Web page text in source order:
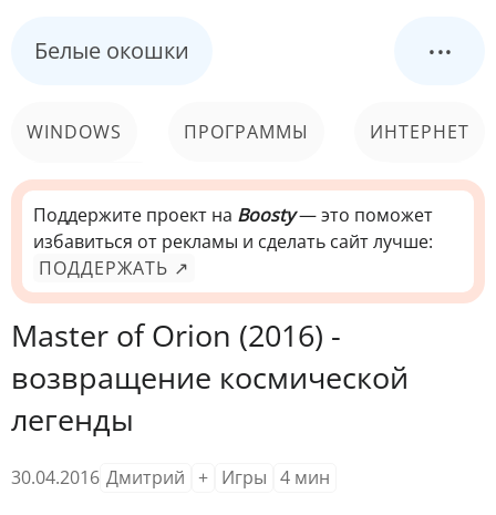
Белые окошки ...
WINDOWS ПРОГРАММЫ ИНТЕРНЕТ
КОМПЬЮТЕР
СИСТЕМА
Поддержите проект на Boosty— это поможет
избавиться от рекламы и сделать сайт лучше:
ПОДДЕРЖАТЬ ↗
Master of Orion (2016) -
возвращение космической
легенды
30.04.2016 Дмитрий + Игры 4 мин